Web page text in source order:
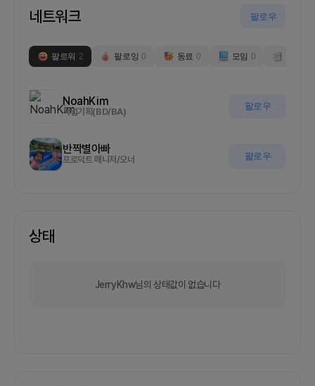
네트워크 팔로우
팔로워 2 팔로잉 0 동료 0 모임 0
NoahKim
사업기획(BD/BA)
팔로우
반짝별아빠
프로덕트 매니저/오너 팔로우
상태
JerryKhw님의 상태값이 없습니다